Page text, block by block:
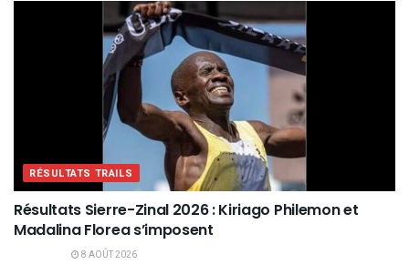
RÉSULTATS TRAILS
Résultats Sierre-Zinal 2026 : Kiriago Philemon et
Madalina Florea s’imposent
8 AOÛT 2026